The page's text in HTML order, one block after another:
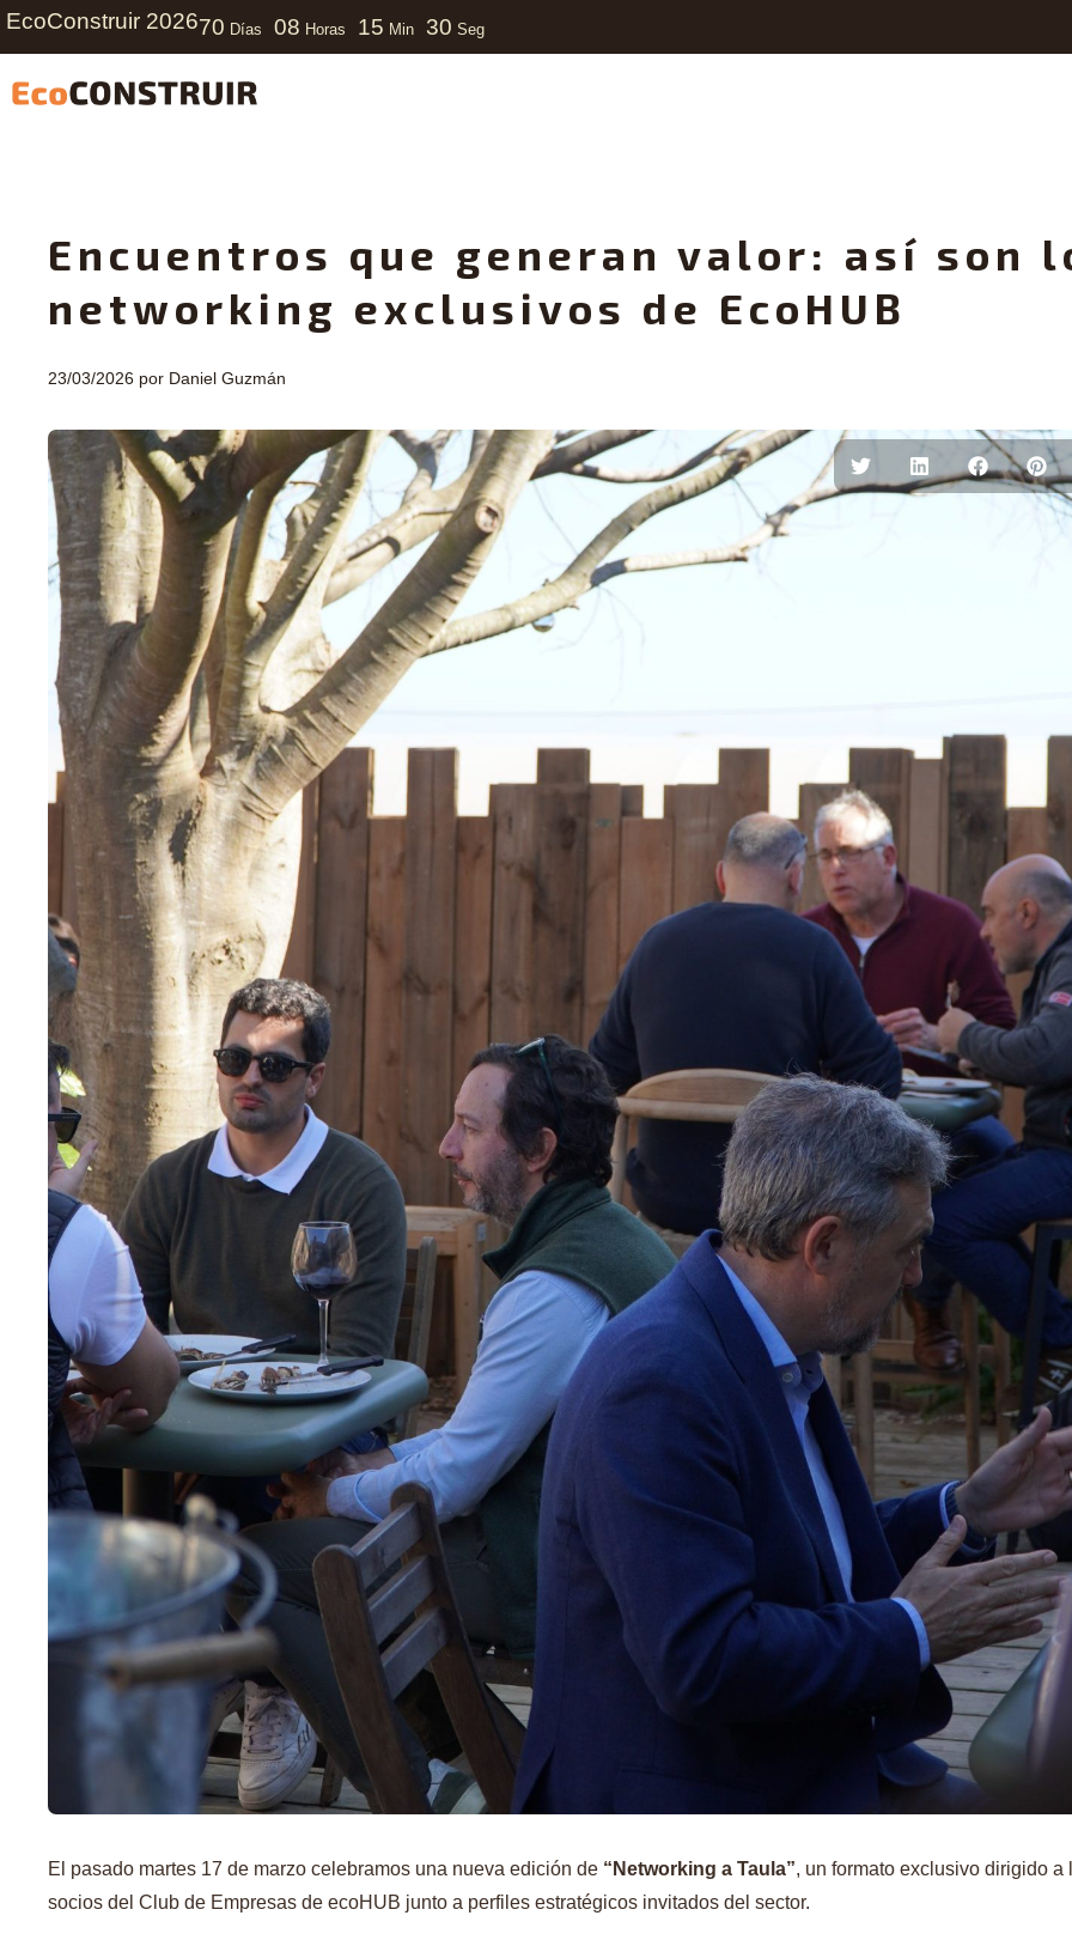
EcoConstruir 202670 Días 08 Horas 15 Min 28 Seg
Encuentros que generan valor: así son
networking exclusivos de EcoHUB
23/03/2026 por Daniel Guzmán
El pasado martes 17 de marzo celebramos una nueva edición de “Networking a Taula”, un formato exclusivo dirigido a
socios del Club de Empresas de ecoHUB junto a perfiles estratégicos invitados del sector.